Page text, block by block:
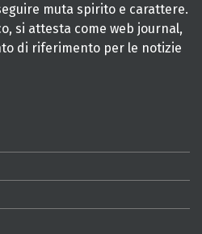
muta spirito e carattere.
si attesta come web journal,
di riferimento per le notizie